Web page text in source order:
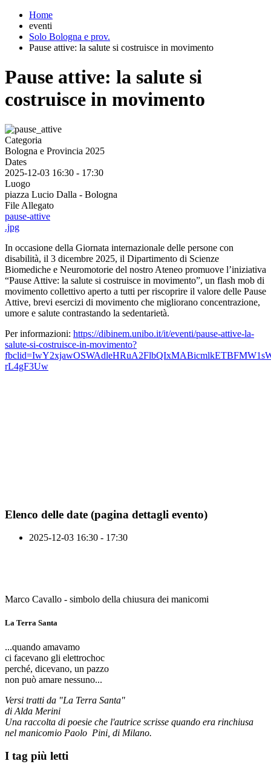
Home
eventi
Solo Bologna e prov.
Pause attive: la salute si costruisce in movimento
Pause attive: la salute si
costruisce in movimento
Categoria
Bologna e Provincia 2025
Dates
2025-12-03 16:30 - 17:30
Luogo
piazza Lucio Dalla - Bologna
File Allegato
pause-attive
.jpg
In occasione della Giornata internazionale delle persone con
disabilità, il 3 dicembre 2025, il Dipartimento di Scienze
Biomediche e Neuromotorie del nostro Ateneo promuove l’iniziativa
“Pause Attive: la salute si costruisce in movimento”, un flash mob di
movimento collettivo aperto a tutti per riscoprire il valore delle Pause
Attive, brevi esercizi di movimento che migliorano concentrazione,
umore e salute contrastando la sedentarietà.
Per informazioni: https://dibinem.unibo.it/it/eventi/pause-attive-la-
salute-si-costruisce-in-movimento?
rL4gF3Uw
Elenco delle date (pagina dettagli evento)
2025-12-03 16:30 - 17:30
Marco Cavallo - simbolo della chiusura dei manicomi
La Terra Santa
...quando amavamo
ci facevano gli elettrochoc
perché, dicevano, un pazzo
non può amare nessuno...
Versi tratti da "La Terra Santa"
di Alda Merini
Una raccolta di poesie che l'autrice scrisse quando era rinchiusa
nel manicomio Paolo Pini, di Milano.
I tag più letti